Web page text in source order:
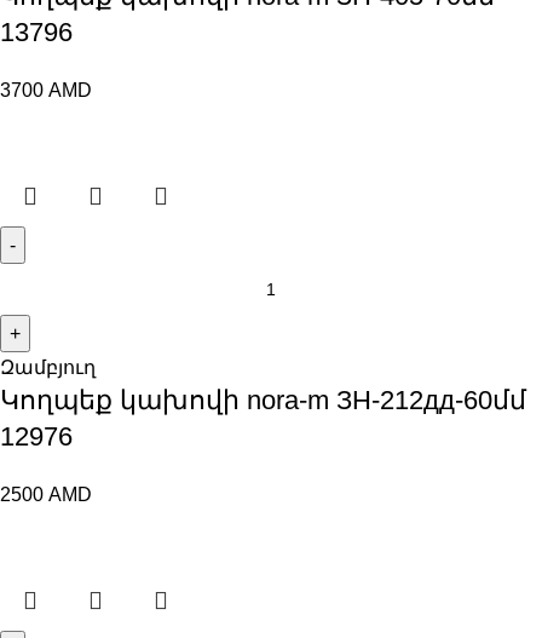
13796
3700 AMD
Զամբյուղ
Կողպեք կախովի nora-m ЗН-212дд-60մմ
12976
2500 AMD